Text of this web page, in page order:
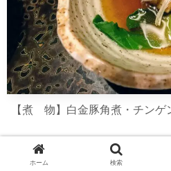
【煮 物】白金豚角煮・チンゲ
ホーム 検索